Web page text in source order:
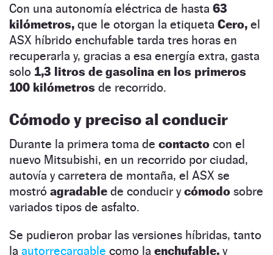
Con una autonomía eléctrica de hasta 63
kilómetros, que le otorgan la etiqueta Cero, el
ASX híbrido enchufable tarda tres horas en
recuperarla y, gracias a esa energía extra, gasta
solo 1,3 litros de gasolina en los primeros
100 kilómetros de recorrido.
Cómodo y preciso al conducir
Durante la primera toma de contacto con el
nuevo Mitsubishi, en un recorrido por ciudad,
autovía y carretera de montaña, el ASX se
mostró agradable de conducir ycómodo sobre
variados tipos de asfalto.
Se pudieron probar las versiones híbridas, tanto
la autorrecargable como la enchufable, y